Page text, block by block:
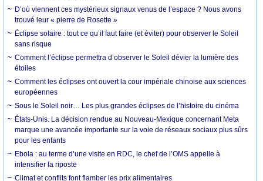
D’où viennent ces mystérieux signaux venus de l’espace ? Nous avons
trouvé leur « pierre de Rosette »
Éclipse solaire : tout ce qu’il faut faire (et éviter) pour observer le Soleil
sans risque
Comment l’éclipse permettra d’observer le Soleil dévier la lumière des
étoiles
Comment les éclipses ont ouvert la cour impériale chinoise aux sciences
européennes
Sous le Soleil noir… Les plus grandes éclipses de l’histoire du cinéma
États-Unis. La décision rendue au Nouveau-Mexique concernant Meta
marque une avancée importante sur la voie de réseaux sociaux plus sûrs
pour les enfants
Ebola : au terme d’une visite en RDC, le chef de l’OMS appelle à
intensifier la riposte
Climat et conflits font flamber les prix alimentaires